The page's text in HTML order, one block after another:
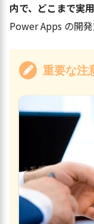
内で、どこまで実
Power Apps の開発
重要な注